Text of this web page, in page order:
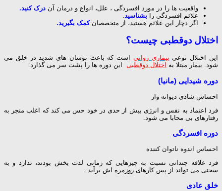
واقعیت ها را در مورد افسردگی ، علل، انواع و درمان آن درک کنید.
علائم افسردگی را بشناسید.
اگر دچار این علائم هستید، از متخصصانکمک بگیرید.
اختلال دوقطبی چیست؟
این اختلال نوعی بیماری روانی است که باعث نوسان های شدید در خلق می
شود. بیمار مبتلا به
اختلال دوقطبی این دوره ها را پشت سر می گذارد:
دوره شیدایی (مانیا)
احساس شادی دیوانه وار
فرد اعتماد به نفس و انرژی بیش از حدی در خود حس می کند که اغلب منجر به
رفتارهای بی محابا می شود.
دوره افسردگی
احساس اندوه ناتوان کننده
فرد علاقه چندانی نسبت به چیزهایی که زمانی لذت بخش بودند، ندارد و به
سختی می تواند از پس کارهای روزمره اش برآید.
خلق عادی